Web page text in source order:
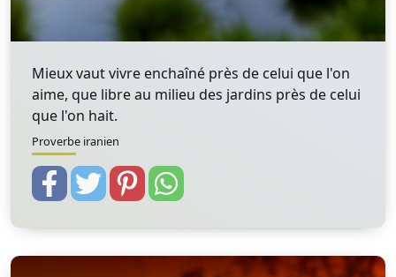
Mieux vaut vivre enchaîné près de celui que l'on
aime, que libre au milieu des jardins près de celui
que l'on hait.
Proverbe iranien